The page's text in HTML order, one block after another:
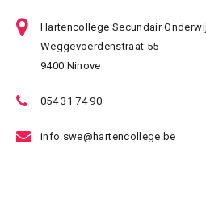
Hartencollege Secundair
Weggevoerdenstraat 55
9400 Ninove
054 31 74 90
info.swe@hartencollege.be